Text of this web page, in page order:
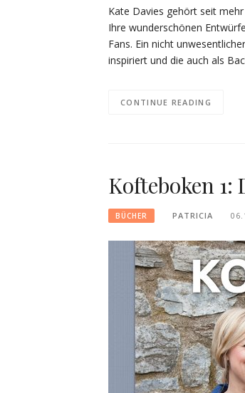
Kate Davies gehört seit
Ihre wunderschönen
Fans. Ein nicht
inspiriert und die auch als
CONTINUE READING
Kofteboken
BÜCHER PATRICIA